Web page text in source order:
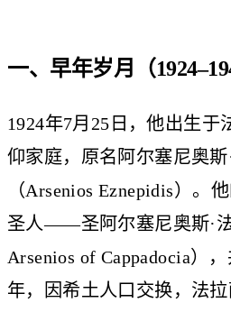
一、早年岁月（
1924年7月25日，他出生于
仰家庭，原名阿尔塞尼奥
（Arsenios Eznepidis）。
圣人——圣阿尔塞尼奥斯·
Arsenios of Cappadocia）
年，因希土人口交换，法